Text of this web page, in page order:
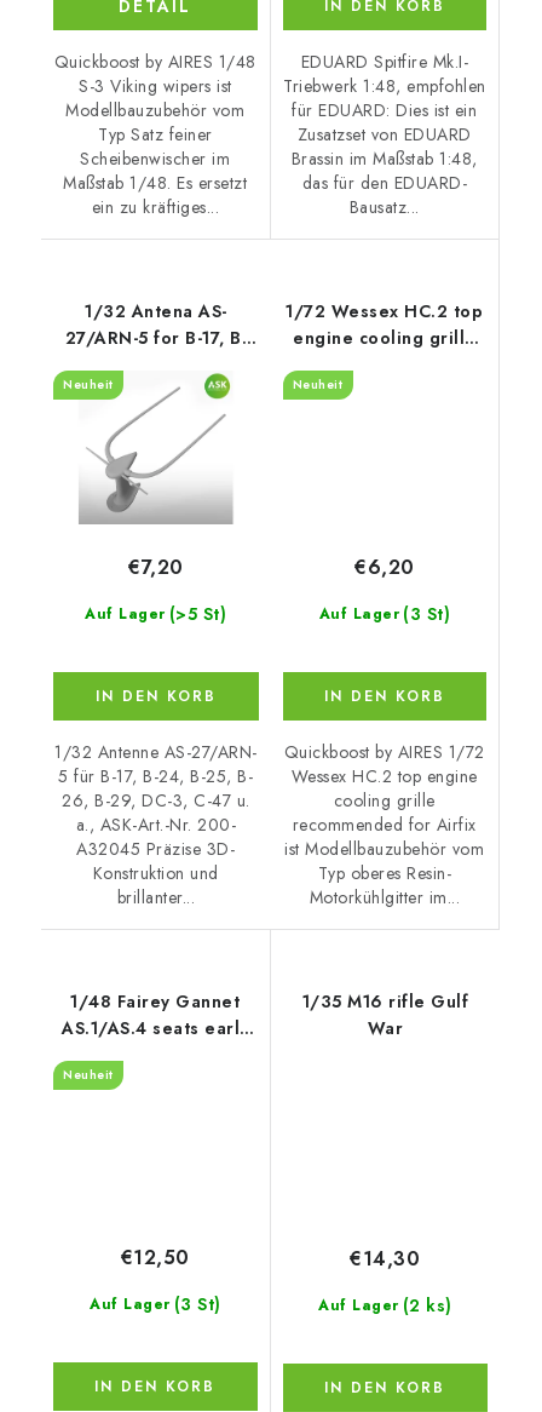
DETAIL
Quickboost by AIRES 1/48
S-3 Viking wipers ist
Modellbauzubehör vom
Typ Satz feiner
Scheibenwischer im
Maßstab 1/48. Es ersetzt
ein zu kräftiges...
IN DEN KORB
EDUARD Spitfire Mk.I-
Triebwerk 1:48, empfohlen
für EDUARD: Dies ist ein
Zusatzset von EDUARD
Brassin im Maßstab 1:48,
das für den EDUARD-
Bausatz...
1/32 Antena AS-
27/ARN-5 for B-17, B-
24, B-25, B-26, B-29,
DC-3, C-47 a.o., ASK
cat. no 200-A32045
Neuheit
Auf Lager (>5 St)
€7,20
IN DEN KORB
1/32 Antenne AS-27/ARN-
5 für B-17, B-24, B-25, B-
26, B-29, DC-3, C-47 u.
a., ASK-Art.-Nr. 200-
A32045 Präzise 3D-
Konstruktion und
brillanter...
1/72 Wessex HC.2 top
engine cooling grille
recommended for
Neuheit
Auf Lager (3 St)
€6,20
IN DEN KORB
Quickboost by AIRES 1/72
Wessex HC.2 top engine
cooling grille
recommended for Airfix
ist Modellbauzubehör vom
Typ oberes Resin-
Motorkühlgitter im...
1/48 Fairey Gannet
AS.1/AS.4 seats early
v. recommended for
Neuheit
Auf Lager (3 St)
€12,50
IN DEN KORB
1/35 M16 rifle Gulf
War
Auf Lager (2 ks)
€14,30
IN DEN KORB